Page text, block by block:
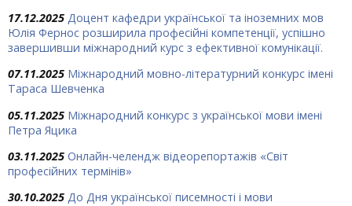
17.12.2025 Доцент кафедри української та іноземних мов
Юлія Фернос розширила професійні компетенції, успішно
завершивши міжнародний курс з ефективної комунікації.
07.11.2025 Міжнародний мовно-літературний конкурс імені
Тараса Шевченка
05.11.2025 Міжнародний конкурс з української мови імені
Петра Яцика
03.11.2025 Онлайн-челендж відеорепортажів «Світ
професійних термінів»
30.10.2025 До Дня української писемності і мови